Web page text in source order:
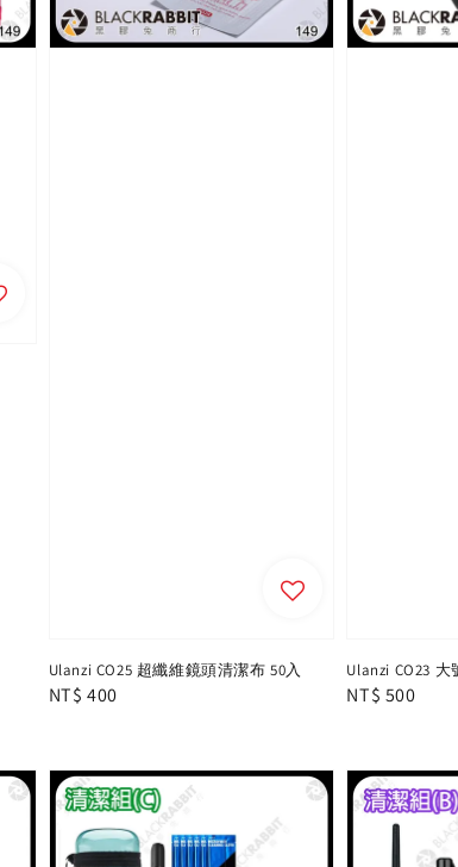
Ulanzi CO25 超纖維鏡頭清潔布 50入
Regular
NT$ 400
Ulanzi CO23 大
Regular
NT$ 500